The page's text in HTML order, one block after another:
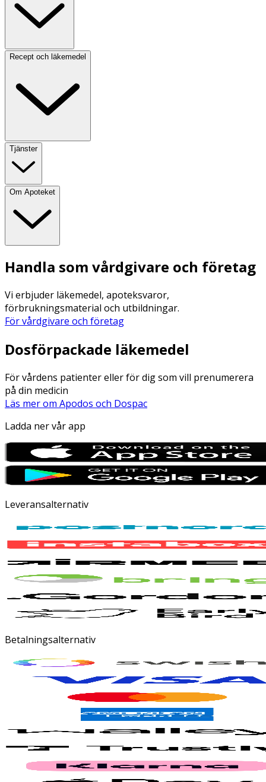
Recept och läkemedel
Tjänster
Om Apoteket
Handla som vårdgivare och företag
Vi erbjuder läkemedel, apoteksvaror,
förbrukningsmaterial och utbildningar.
För vårdgivare och företag
Dosförpackade läkemedel
För vårdens patienter eller för dig som vill prenumerera
på din medicin
Läs mer om Apodos och Dospac
Ladda ner vår app
Leveransalternativ
Betalningsalternativ